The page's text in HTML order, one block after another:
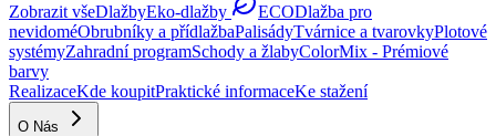
Zobrazit všeDlažbyEko-dlažby ECODlažba pro
nevidoméObrubníky a přídlažbaPalisádyTvárnice a tvarovkyPlotové
systémyZahradní programSchody a žlabyColorMix - Prémiové
barvy
RealizaceKde koupitPraktické informaceKe stažení
O Nás